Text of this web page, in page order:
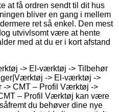
at få ordren sendt til dit hus
bliver en gang i mellem
ret så enkel. Den mest
utvivlsomt være at hente
med at du er i kort afstand
-> El-værktøj -> Tilbehør
-> El-værktøj ->
> CMT – Profil Værktøj ->
– Profil Værktøj kan være
du behøver dine nye